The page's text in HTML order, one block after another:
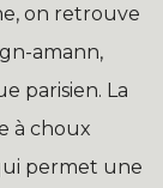
on retrouve
amann,
parisien. La
à choux
permet une